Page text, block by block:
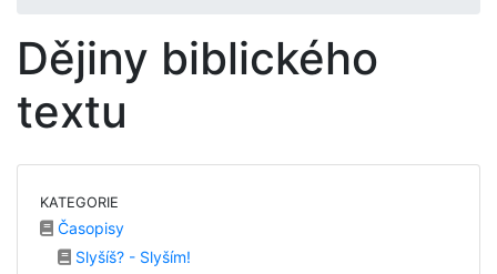
Dějiny biblického
textu
KATEGORIE
Časopisy
Slyšíš? - Slyším!